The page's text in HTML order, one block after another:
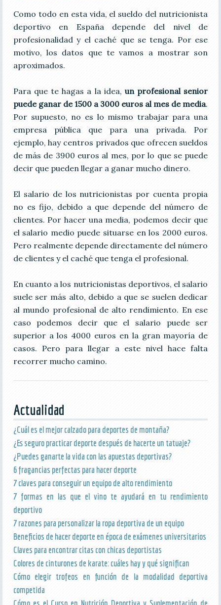
Como todo en esta vida, el sueldo del nutricionista
deportivo en España depende del nivel de
profesionalidad y el caché que se tenga. Por ese
motivo, los datos que te vamos a mostrar son
aproximados.
Para que te hagas a la idea, un profesional senior
puede ganar de 1500 a 3000 euros al mes de media.
Por supuesto, no es lo mismo trabajar para una
empresa pública que para una privada. Por
ejemplo, hay centros privados que ofrecen sueldos
de más de 3900 euros al mes, por lo que se puede
decir que pueden llegar a ganar mucho dinero.
El salario de los nutricionistas por cuenta propia
no es fijo, debido a que depende del número de
clientes. Por hacer una media, podemos decir que
el salario medio puede situarse en los 2000 euros.
Pero realmente depende directamente del número
de clientes y el caché que tenga el profesional.
En cuanto a los nutricionistas deportivos, el salario
suele ser más alto, debido a que se suelen dedicar
al mundo profesional de alto rendimiento. En ese
caso podemos decir que el salario puede ser
superior a los 4000 euros en la gran mayoría de
casos. Pero para llegar a este nivel hace falta
recorrer mucho camino.
Actualidad
¿Cuál es el mejor calzado para deportes de montaña?
¿Es seguro practicar deporte después de hacerte un tatuaje?
¿Puedes ganarte la vida con las apuestas deportivas?
6 fragancias perfectas para hacer deporte
7 claves para conseguir un equipo de alto rendimiento
7 formas en las que el vino te ayudará en tu rendimiento
deportivo
7 razones para personalizar la ropa deportiva de un equipo
Beneficios de hacer deporte en época de exámenes universitarios
Claves para encontrar citas con chicas deportistas
Colores de cinturones de karate: cuáles hay y qué significan
Cómo elegir trofeos en función de la modalidad deportiva
competida